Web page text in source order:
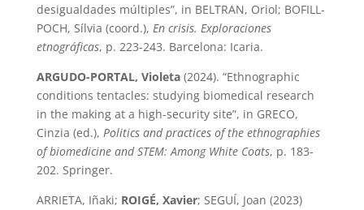
desigualdades múltiples”, in BELTRAN, Oriol; BOFILL-
POCH, Sílvia (coord.), En crisis. Exploraciones
etnográficas, p. 223-243. Barcelona: Icaria.
ARGUDO-PORTAL, Violeta(2024). “Ethnographic
conditions tentacles: studying biomedical research
in the making at a high-security site”, in GRECO,
Cinzia (ed.), Politics and practices of the ethnographies
of biomedicine and STEM: Among White Coats, p. 183-
202. Springer.
ARRIETA, Iñaki; ROIGÉ, Xavier; SEGUÍ, Joan (2023)